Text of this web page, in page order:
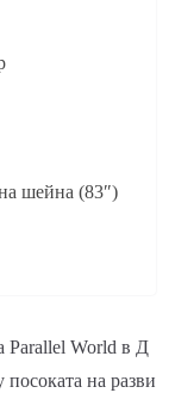
шейна (83″)
Parallel World в Д
на разви